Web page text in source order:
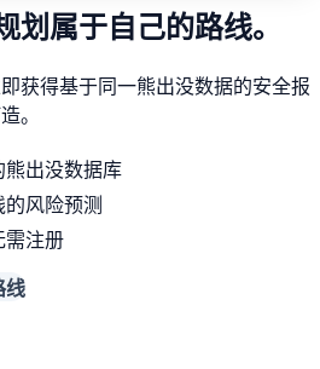
划属于自己的路线。
获得基于同一熊出没数据的安全报
。
出没数据库
风险预测
需注册
线